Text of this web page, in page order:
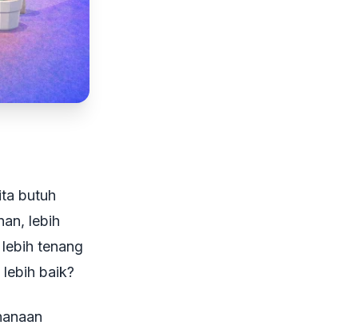
butuh
lebih
tenang
baik?